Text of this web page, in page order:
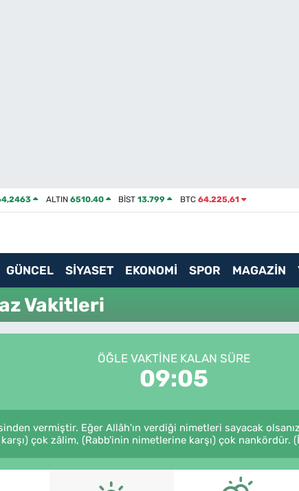
ALTIN 6510.40 BİST13.799 BTC 64.225,61
GÜNCEL SİYASET EKONOMİ SPOR MAGAZİN
Vakitleri
ÖĞLE VAKTINE KALAN SÜRE
09:05
vermiştir. Eğer Allâh'ın verdiği nimetleri sayacak
çok zâlim, (Rabb'inin nimetlerine karşı) çok nankördür.